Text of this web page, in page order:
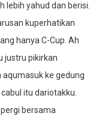
lebih yahud dan berisi.
kuperhatikan
hanya C-Cup. Ah
justru pikirkan
aqumasuk ke gedung
itu dariotakku.
bersama